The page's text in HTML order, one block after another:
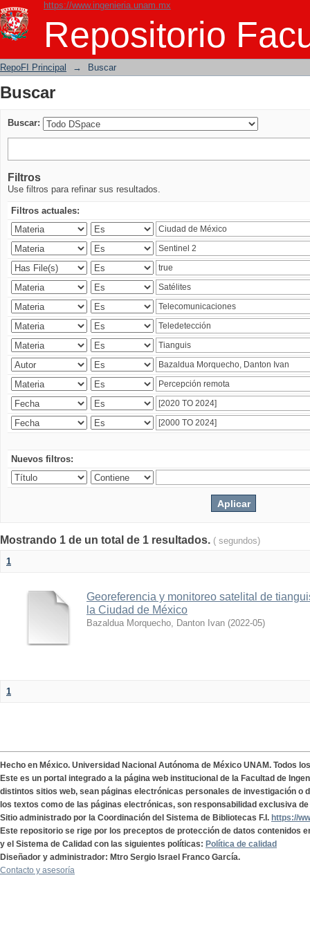
https://www.ingenieria.unam.mx
Repositorio
Buscar
RepoFI Principal → Buscar
Buscar
Buscar:
Filtros
Use filtros para refinar sus resultados.
Filtros actuales:
Nuevos filtros:
Mostrando 1 de un total de 1 resultados. ( segundos)
1
Georeferencia y monitoreo satelital de
la Ciudad de México
Bazaldua Morquecho, Danton Ivan (2022-05)
1
Hecho en México. Universidad Nacional Autónoma de México UNAM. Todos
Este es un portal integrado a la página web institucional de la Facultad de
distintos sitios web, sean páginas electrónicas personales de investigación o
los textos como de las páginas electrónicas, son responsabilidad exclusiva
Sitio administrado por la Coordinación del Sistema de Bibliotecas F.I. https://
Este repositorio se rige por los preceptos de protección de datos contenidos
y el Sistema de Calidad con las siguientes políticas: Política de calidad
Diseñador y administrador: Mtro Sergio Israel Franco García.
Contacto y asesoría